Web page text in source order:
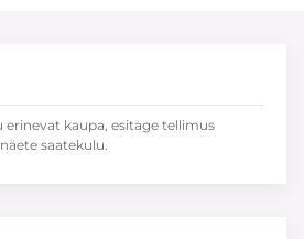
kaupa, esitage tellimus
saatekulu.